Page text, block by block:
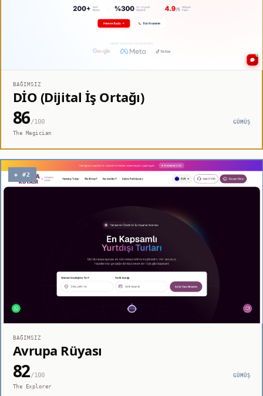
BAĞIMSIZ
DİO (Dijital İş Ortağı)
86/100
GÜMÜŞ
The Magician
◈ #2
BAĞIMSIZ
Avrupa Rüyası
82/100
GÜMÜŞ
The Explorer